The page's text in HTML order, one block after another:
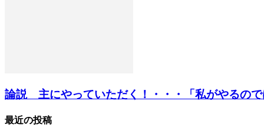
論説 主にやっていただく！・・・「私がやるので
最近の投稿